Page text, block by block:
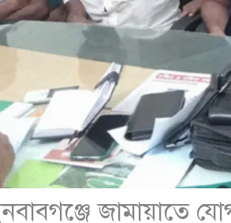
জামায়াতে